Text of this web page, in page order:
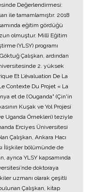
Değerlendirmesi:
ile tamamlamıştır. 2018
eğitim gördüğü
olmuştur. Millî Eğitim
(YLSY) programı
Çalışkan, ardından
2. yüksek
Et L’évaluation De La
Contexte Du Projet « La
et de l’Ouganda" (Çin'in
Kuşak ve Yol Projesi
Uganda Örnekleri) teziyle
Erciyes Üniversitesi
Çalışkan, Ankara Hacı
İlişkiler bölümünde de
ayrıca YLSY kapsamında
doktoraya
uzmanı olarak çeşitli
Çalışkan, kitap